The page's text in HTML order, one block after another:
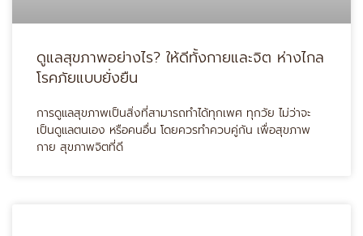
ดูแลสุขภาพอย่างไร? ให้ดีทั้งกายและจิต ห่างไกล
โรคภัยแบบยั่งยืน
การดูแลสุขภาพเป็นสิ่งที่สามารถทำได้ทุกเพศ ทุกวัย ไม่ว่าจะ
เป็นดูแลตนเอง หรือคนอื่น โดยควรทำควบคู่กัน เพื่อสุขภาพ
กาย สุขภาพจิตที่ดี